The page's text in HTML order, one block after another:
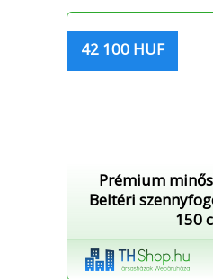
42 100 HUF
Prémium
Beltéri
150